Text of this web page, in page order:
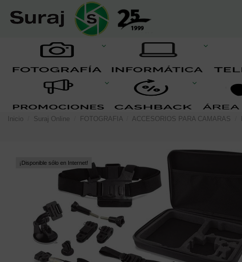
Inicio Suraj Online FOTOGRAFIA ACCESORIOS PARA CAMARAS
¡Disponible sólo en Internet!